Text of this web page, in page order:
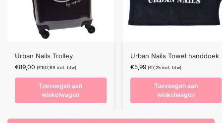
Urban Nails Trolley
€89,00 (€107,69 incl. btw)
Toevoegen aan
winkelwagen
Urban Nails Towel handdoek
€5,99 (€7,25incl. btw)
Toevoegen aan
winkelwagen